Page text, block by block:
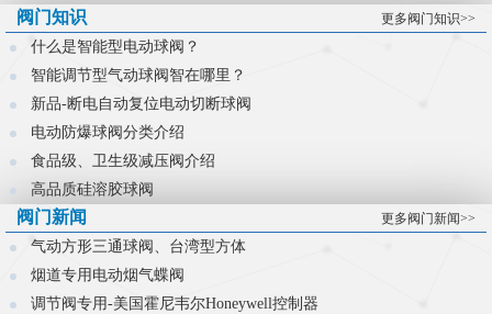
阀门知识 更多阀门知识>>
什么是智能型电动球阀？
智能调节型气动球阀智在哪里？
新品-断电自动复位电动切断球阀
电动防爆球阀分类介绍
食品级、卫生级减压阀介绍
高品质硅溶胶球阀
阀门新闻 更多阀门新闻>>
气动方形三通球阀、台湾型方体
烟道专用电动烟气蝶阀
调节阀专用-美国霍尼韦尔Honeywell控制器